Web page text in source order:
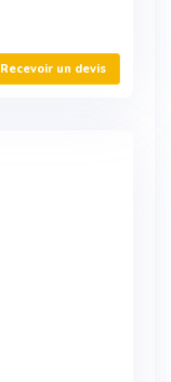
Recevoir un devis